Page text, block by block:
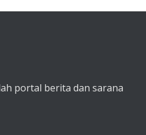
portal berita dan sarana